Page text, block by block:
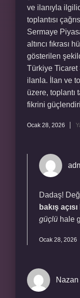
ve ilanıyla
toplantısı
Sermaye
altıncı fıkrası
gösterilen
Türkiye Ticaret
ilanla. İlan ve
üzere, toplantı
fikrini
Ocak 28, 2026
Dadaş!
bakış açısı
güçlü hale
Ocak 28, 2026
Nazan